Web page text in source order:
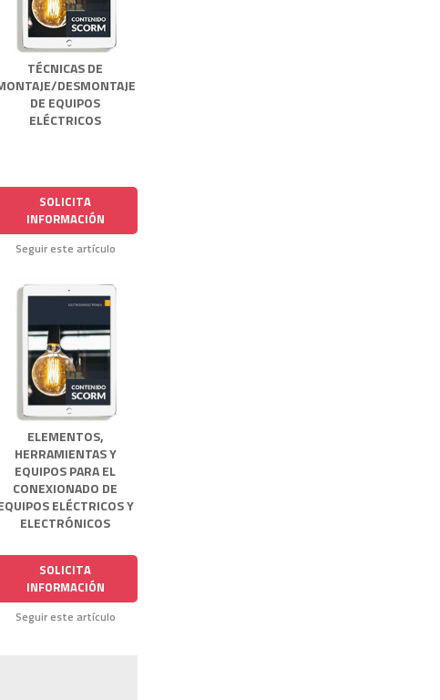
TÉCNICAS DE
DESMONTAJE
DE EQUIPOS
ELÉCTRICOS
SOLICITA
INFORMACIÓN
Seguir este artículo
ELEMENTOS,
HERRAMIENTAS Y
EQUIPOS PARA EL
CONEXIONADO DE
ELÉCTRICOS Y
ELECTRÓNICOS
SOLICITA
INFORMACIÓN
Seguir este artículo